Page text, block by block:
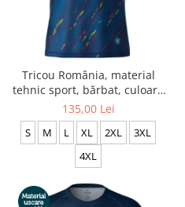
Tricou România, material
tehnic sport, bărbat, culoare
bleumarin CS58
135,00 Lei
S M L XL 2XL
3XL
4XL